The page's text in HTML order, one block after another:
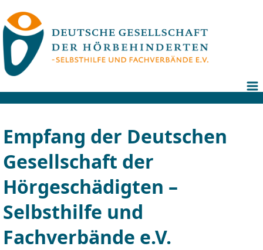
Empfang der Deutschen
Gesellschaft der
Hörgeschädigten –
Selbsthilfe und
Fachverbände e.V.